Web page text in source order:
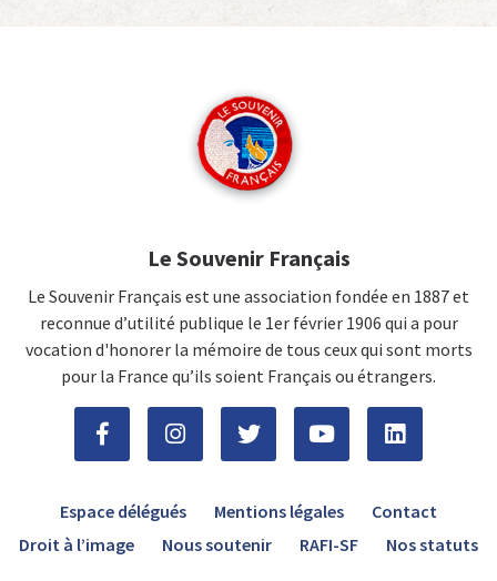
Le Souvenir Français
Le Souvenir Français est une association fondée en 1887 et
reconnue d’utilité publique le 1er février 1906 qui a pour
vocation d'honorer la mémoire de tous ceux qui sont morts
pour la France qu’ils soient Français ou étrangers.
Espace délégués Mentions légales
Contact
Droit à l’image
Nous soutenir RAFI-SF Nos statuts